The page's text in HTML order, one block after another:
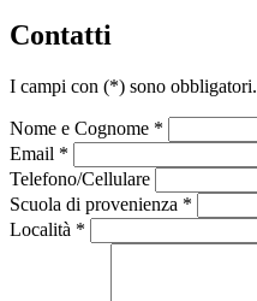
Contatti
I campi con (*) sono obbligatori.
Nome e Cognome *
Email *
Telefono/Cellulare
Scuola di provenienza *
Località *